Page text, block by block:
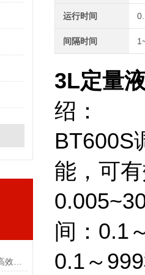
运行时间
间隔时间
3L定量
绍：
BT600S
能，可
间：0.1
0.1～